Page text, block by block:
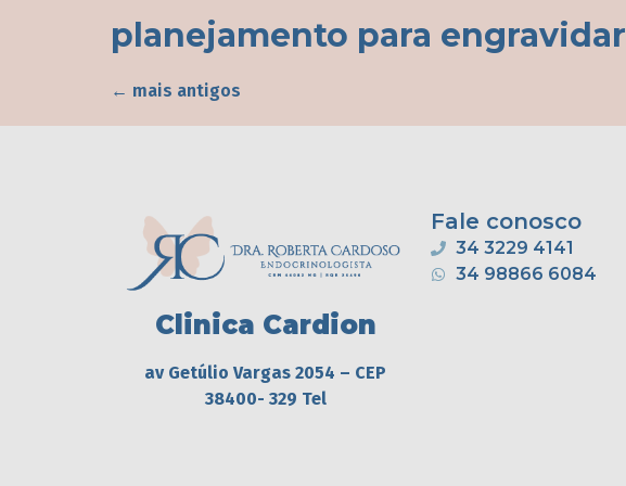
planejamento para engravidar
← mais antigos
Clinica Cardion
av Getúlio Vargas 2054 – CEP
38400- 329 Tel
Fale conosco
34 3229 4141
34 98866 6084